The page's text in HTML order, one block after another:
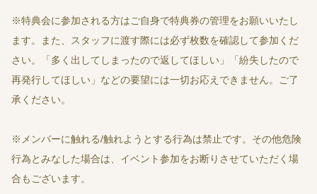
※特典会に参加される方はご自身で特典券の管理をお願いいたし
ます。また、スタッフに渡す際には必ず枚数を確認して参加くだ
さい。「多く出してしまったので返してほしい」「紛失したので
再発行してほしい」などの要望には一切お応えできません。ご了
承ください。
※メンバーに触れる/触れようとする行為は禁止です。その他危険
行為とみなした場合は、イベント参加をお断りさせていただく場
合もございます。